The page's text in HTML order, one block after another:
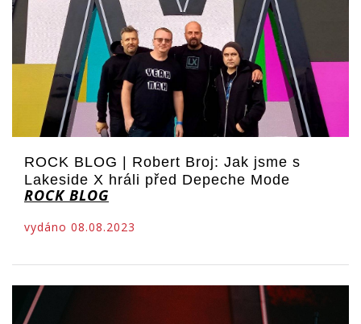
ROCK BLOG | Robert Broj: Jak jsme s
Lakeside X hráli před Depeche Mode
ROCK BLOG
vydáno 08.08.2023